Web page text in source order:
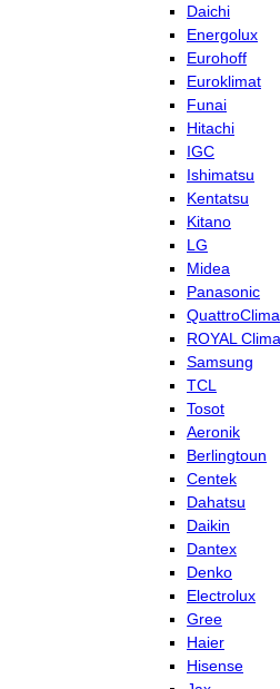
Daichi
Energolux
Eurohoff
Euroklimat
Funai
Hitachi
IGC
Ishimatsu
Kentatsu
Kitano
LG
Midea
Panasonic
QuattroClima
ROYAL Clima
Samsung
TCL
Tosot
Aeronik
Berlingtoun
Centek
Dahatsu
Daikin
Dantex
Denko
Electrolux
Gree
Haier
Hisense